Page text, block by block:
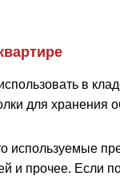
в
для хранения
используемые
и прочее. Если